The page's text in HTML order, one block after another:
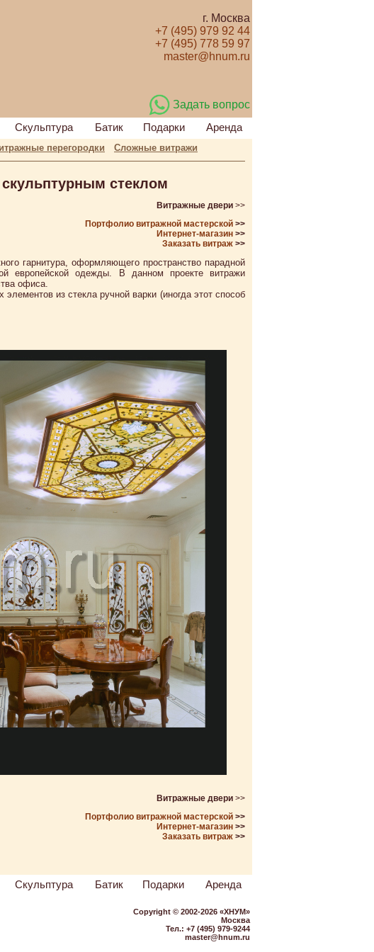
г. Москва
+7 (495) 979 92 44
+7 (495) 778 59 97
master@hnum.ru
Задать вопрос
Скульптура Батик Подарки Аренда
перегородки
Сложные витражи
стеклом
Витражные двери >>
Портфолио витражной мастерской >>
Интернет-магазин >>
Заказать витраж >>
гарнитура, оформляющего пространство парадной
европейской одежды. В данном проекте витражи
офиса.
из стекла ручной варки (иногда этот способ
Витражные двери >>
Портфолио витражной мастерской >>
Интернет-магазин >>
Заказать витраж >>
Скульптура Батик Подарки Аренда
Copyright © 2002-2026 «ХНУМ»
Москва
Тел.: +7 (495) 979-9244
master@hnum.ru